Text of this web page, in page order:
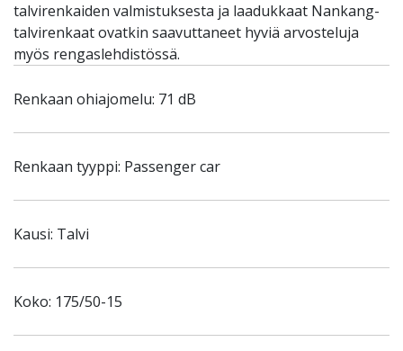
talvirenkaiden valmistuksesta ja laadukkaat Nankang-
talvirenkaat ovatkin saavuttaneet hyviä arvosteluja
myös rengaslehdistössä.
Renkaan ohiajomelu: 71 dB
Renkaan tyyppi: Passenger car
Kausi: Talvi
Koko: 175/50-15